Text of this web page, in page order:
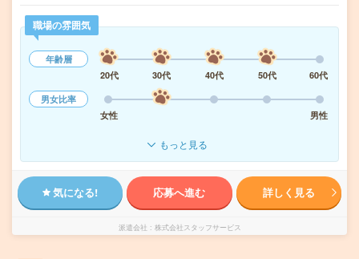
職場の雰囲気
年齢層
20代
30代 40代 50代
60代
男女比率
女性
男性
もっと見る
気になる! 応募へ進む 詳しく見る
派遣会社 株式会社スタッフサービス